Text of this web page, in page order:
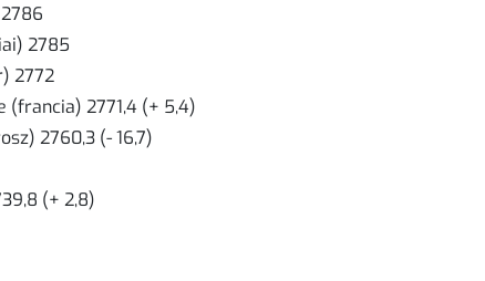
2785
2772
(francia) 2771,4 (+ 5,4)
2760,3 (- 16,7)
(+ 2,8)